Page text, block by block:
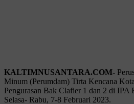
KALTIMNUSANTARA.COM-
Minum (Perumdam) Tirta Kencana
Pengurasan Bak Clafier 1 dan 2 di IPA
Selasa- Rabu, 7-8 Februari 2023.